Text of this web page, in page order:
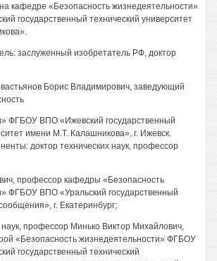
кафедре «Безопасность жизнедеятельности»
государственный технический университет
заслуженный изобретатель РФ, доктор
Борис Владимирович, заведующий
ФГБОУ ВПО «Ижевский государственный
имени М.Т. Калашникова», г. Ижевск.
доктор технических наук, профессор
профессор кафедры «Безопасность
ФГБОУ ВПО «Уральский государственный
г. Екатеринбург;
наук, профессор Минько Виктор Михайлович,
«Безопасность жизнедеятельности» ФГБОУ
государственный технический